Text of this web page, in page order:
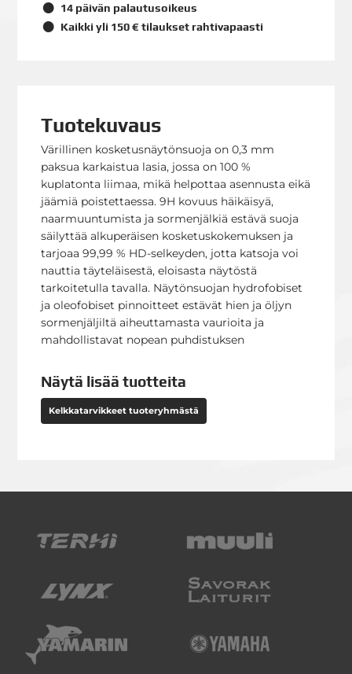
14 päivän palautusoikeus
Kaikki yli 150 € tilaukset rahtivapaasti
Tuotekuvaus
Värillinen kosketusnäytönsuoja on 0,3 mm
paksua karkaistua lasia, jossa on 100 %
kuplatonta liimaa, mikä helpottaa asennusta eikä
jäämiä poistettaessa. 9H kovuus häikäisyä,
naarmuuntumista ja sormenjälkiä estävä suoja
säilyttää alkuperäisen kosketuskokemuksen ja
tarjoaa 99,99 % HD-selkeyden, jotta katsoja voi
nauttia täyteläisestä, eloisasta näytöstä
tarkoitetulla tavalla. Näytönsuojan hydrofobiset
ja oleofobiset pinnoitteet estävät hien ja öljyn
sormenjäljiltä aiheuttamasta vaurioita ja
mahdollistavat nopean puhdistuksen
Näytä lisää tuotteita
Kelkkatarvikkeet tuoteryhmästä